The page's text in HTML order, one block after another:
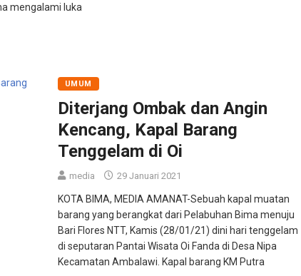
mengalami luka
UMUM
Diterjang Ombak dan Angin
Kencang, Kapal Barang
Tenggelam di Oi
media 29 Januari 2021
KOTA BIMA, MEDIA AMANAT-Sebuah kapal muatan
barang yang berangkat dari Pelabuhan Bima menuju
Bari Flores NTT, Kamis (28/01/21) dini hari tenggelam
di seputaran Pantai Wisata Oi Fanda di Desa Nipa
Kecamatan Ambalawi. Kapal barang KM Putra